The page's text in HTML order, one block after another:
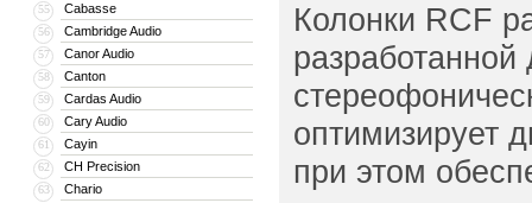
55 Cabasse
56 Cambridge Audio
57 Canor Audio
58 Canton
59 Cardas Audio
60 Cary Audio
61 Cayin
62 CH Precision
63 Chario
Колонки RCF
разработанной
оптимизирует
при этом